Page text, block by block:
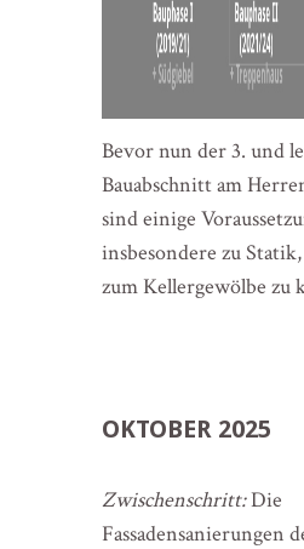
Bevor nun der 3. und
Bauabschnitt am
sind einige
insbesondere zu
zum Kellergewölbe zu
OKTOBER 2025
Zwischenschritt:Die
Fassadensanierungen